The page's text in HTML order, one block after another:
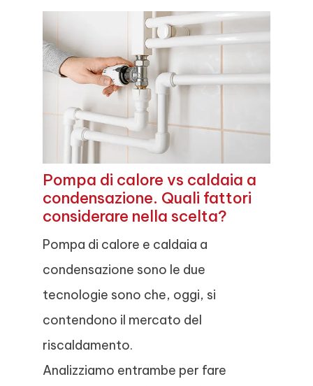
Pompa di calore vs caldaia a
condensazione. Quali fattori
considerare nella scelta?
Pompa di calore e caldaia a
condensazione sono le due
tecnologie sono che, oggi, si
contendono il mercato del
riscaldamento.
Analizziamo entrambe per fare